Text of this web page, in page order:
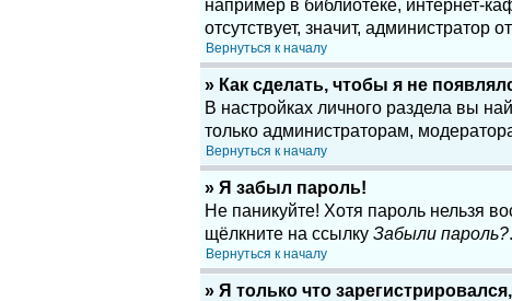
например в библиотеке, интернет-
отсутствует, значит, администратор
Вернуться к началу
» Как сделать, чтобы я не
В настройках личного раздела вы
только администраторам,
Вернуться к началу
» Я забыл пароль!
Не паникуйте! Хотя пароль нельзя
щёлкните на ссылку Забыли пароль?
Вернуться к началу
» Я только что